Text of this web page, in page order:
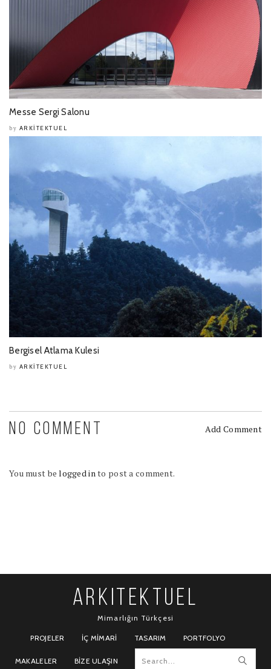
Messe Sergi Salonu
by ARKITEKTUEL
Bergisel Atlama Kulesi
by ARKITEKTUEL
NO COMMENT Add Comment
You must belogged in to post a comment.
ARKITEKTUEL
Mimarlığın Türkçesi
PROJELER İÇ MIMARI TASARIM PORTFOLYO
MAKALELER BIZE ULAŞIN